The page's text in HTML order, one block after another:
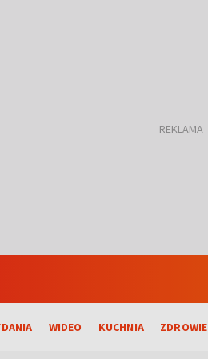
WIDEO KUCHNIA ZDROWIE